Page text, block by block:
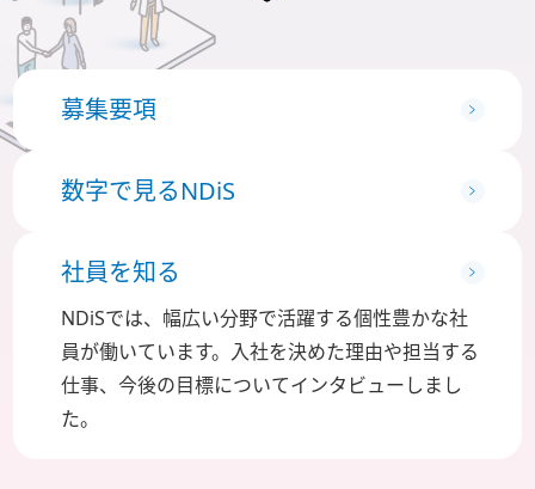
募集要項
数字で見るNDiS
社員を知る
NDiSでは、幅広い分野で活躍する個性豊かな社
員が働いています。入社を決めた理由や担当する
仕事、今後の目標についてインタビューしまし
た。